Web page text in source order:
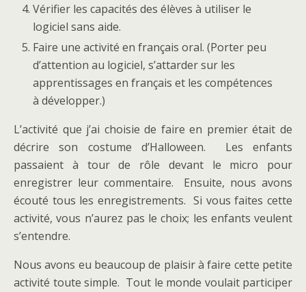
Vérifier les capacités des élèves à utiliser le
logiciel sans aide.
Faire une activité en français oral. (Porter peu
d’attention au logiciel, s’attarder sur les
apprentissages en français et les compétences
à développer.)
L’activité que j’ai choisie de faire en premier était de
décrire son costume d’Halloween. Les enfants
passaient à tour de rôle devant le micro pour
enregistrer leur commentaire. Ensuite, nous avons
écouté tous les enregistrements. Si vous faites cette
activité, vous n’aurez pas le choix; les enfants veulent
s’entendre.
Nous avons eu beaucoup de plaisir à faire cette petite
activité toute simple. Tout le monde voulait participer